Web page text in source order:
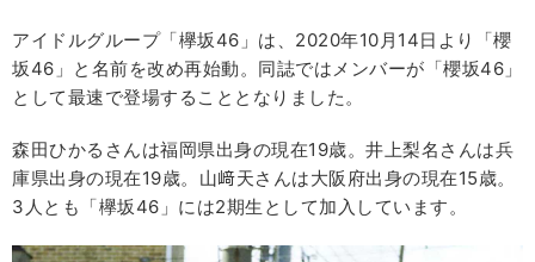
アイドルグループ「欅坂46」は、2020年10月14日より「櫻
坂46」と名前を改め再始動。同誌ではメンバーが「櫻坂46」
として最速で登場することとなりました。
森田ひかるさんは福岡県出身の現在19歳。井上梨名さんは兵
庫県出身の現在19歳。山﨑天さんは大阪府出身の現在15歳。
3人とも「欅坂46」には2期生として加入しています。